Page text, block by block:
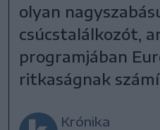
olyan
csúcstalálkozót,
programjában
ritkaságnak
Krónika